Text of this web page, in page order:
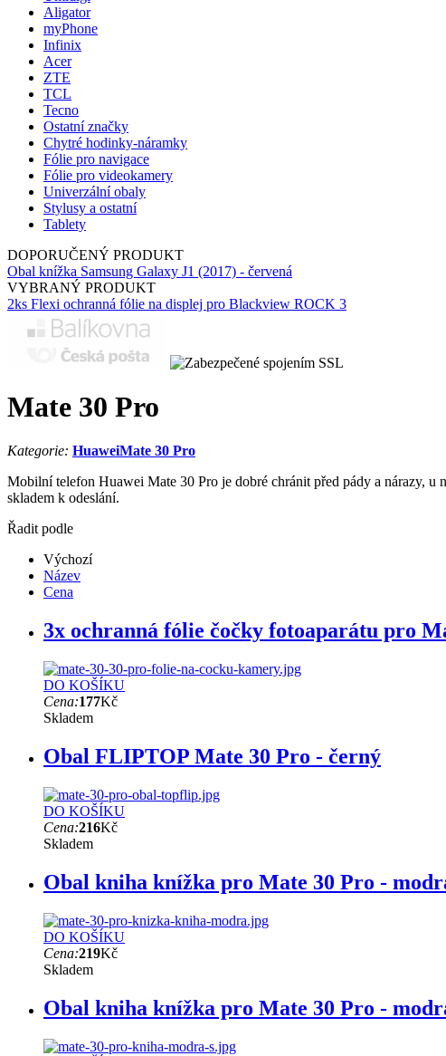
Aligator
myPhone
Infinix
Acer
ZTE
TCL
Tecno
Ostatní značky
Chytré hodinky-náramky
Fólie pro navigace
Fólie pro videokamery
Univerzální obaly
Stylusy a ostatní
Tablety
DOPORUČENÝ PRODUKT
Obal knížka Samsung Galaxy J1 (2017) - červená
VYBRANÝ PRODUKT
2ks Flexi ochranná fólie na displej pro Blackview ROCK 3
Mate 30 Pro
Kategorie: HuaweiMate 30 Pro
Mobilní telefon Huawei Mate 30 Pro je dobré chránit před pády a nárazy,
skladem k odeslání.
Řadit podle
Výchozí
Název
Cena
3x ochranná fólie čočky fotoaparátu pro
DO KOŠÍKU
Cena:177Kč
Skladem
Obal FLIPTOP Mate 30 Pro - černý
DO KOŠÍKU
Cena:216Kč
Skladem
Obal kniha knížka pro Mate 30 Pro -
DO KOŠÍKU
Cena:219Kč
Skladem
Obal kniha knížka pro Mate 30 Pro -